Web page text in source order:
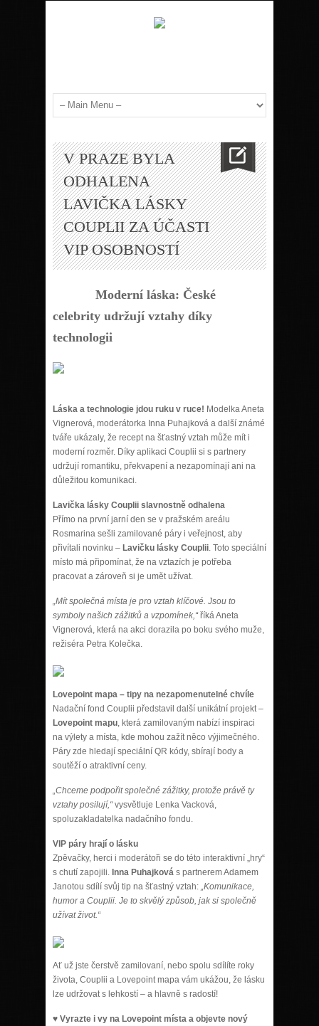
V PRAZE BYLA
ODHALENA
LAVIČKA LÁSKY
COUPLII ZA ÚČASTI
VIP OSOBNOSTÍ
Moderní láska: České
celebrity udržují vztahy díky
technologii
Láska a technologie jdou ruku v ruce! Modelka Aneta
Vignerová, moderátorka Inna Puhajková a další známé
tváře ukázaly, že recept na šťastný vztah může mít i
moderní rozměr. Díky aplikaci Couplii si s partnery
udržují romantiku, překvapení a nezapomínají ani na
důležitou komunikaci.
Lavička lásky Couplii slavnostně odhalena
Přímo na první jarní den se v pražském areálu
Rosmarina sešli zamilované páry i veřejnost, aby
přivítali novinku – Lavičku lásky Couplii. Toto speciální
místo má připomínat, že na vztazích je potřeba
pracovat a zároveň si je umět užívat.
„Mít společná místa je pro vztah klíčové. Jsou to
symboly našich zážitků a vzpomínek,“říká Aneta
Vignerová, která na akci dorazila po boku svého muže,
režiséra Petra Kolečka.
Lovepoint mapa – tipy na nezapomenutelné chvíle
Nadační fond Couplii představil další unikátní projekt –
Lovepoint mapu, která zamilovaným nabízí inspiraci
na výlety a místa, kde mohou zažít něco výjimečného.
Páry zde hledají speciální QR kódy, sbírají body a
soutěží o atraktivní ceny.
„Chceme podpořit společné zážitky, protože právě ty
vztahy posilují,“vysvětluje Lenka Vacková,
spoluzakladatelka nadačního fondu.
VIP páry hrají o lásku
Zpěvačky, herci i moderátoři se do této interaktivní „hry“
s chutí zapojili. Inna Puhajková s partnerem Adamem
Janotou sdílí svůj tip na šťastný vztah: „Komunikace,
humor a Couplii. Je to skvělý způsob, jak si společně
užívat život.“
Ať už jste čerstvě zamilovaní, nebo spolu sdílíte roky
života, Couplii a Lovepoint mapa vám ukážou, že lásku
lze udržovat s lehkostí – a hlavně s radostí!
♥ Vyrazte i vy na Lovepoint místa a objevte nový